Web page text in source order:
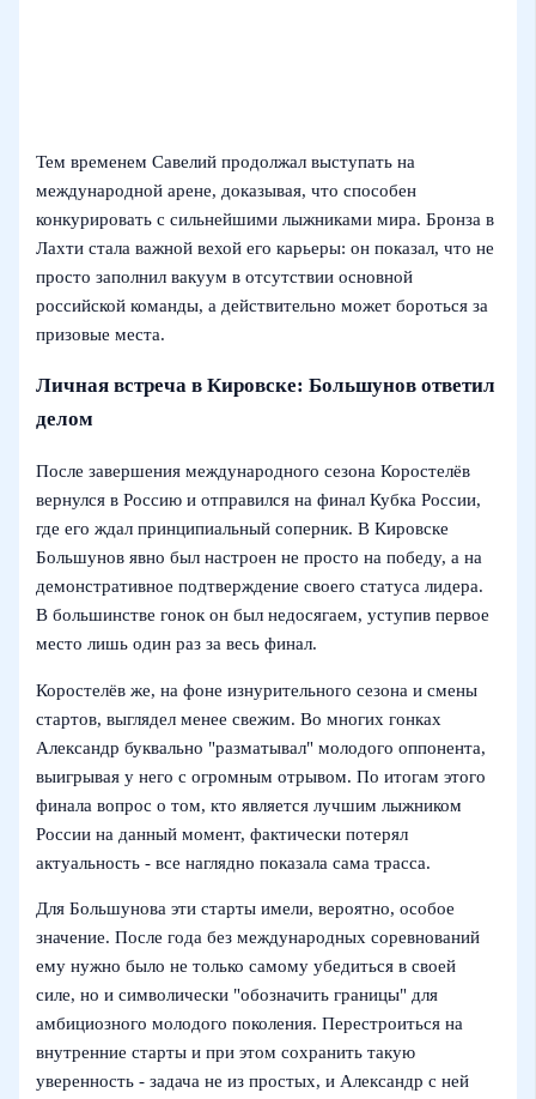
Тем временем Савелий продолжал выступать на
международной арене, доказывая, что способен
конкурировать с сильнейшими лыжниками мира. Бронза в
Лахти стала важной вехой его карьеры: он показал, что не
просто заполнил вакуум в отсутствии основной
российской команды, а действительно может бороться за
призовые места.
Личная встреча в Кировске: Большунов ответил
делом
После завершения международного сезона Коростелёв
вернулся в Россию и отправился на финал Кубка России,
где его ждал принципиальный соперник. В Кировске
Большунов явно был настроен не просто на победу, а на
демонстративное подтверждение своего статуса лидера.
В большинстве гонок он был недосягаем, уступив первое
место лишь один раз за весь финал.
Коростелёв же, на фоне изнурительного сезона и смены
стартов, выглядел менее свежим. Во многих гонках
Александр буквально "разматывал" молодого оппонента,
выигрывая у него с огромным отрывом. По итогам этого
финала вопрос о том, кто является лучшим лыжником
России на данный момент, фактически потерял
актуальность - все наглядно показала сама трасса.
Для Большунова эти старты имели, вероятно, особое
значение. После года без международных соревнований
ему нужно было не только самому убедиться в своей
силе, но и символически "обозначить границы" для
амбициозного молодого поколения. Перестроиться на
внутренние старты и при этом сохранить такую
уверенность - задача не из простых, и Александр с ней